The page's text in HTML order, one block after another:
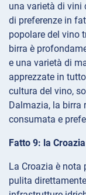
una varietà di vini
di preferenze in
popolare del vino
birra è
e una varietà di
apprezzate in
cultura del vino,
Dalmazia, la birra
consumata e
Fatto 9: la
La Croazia è
pulita